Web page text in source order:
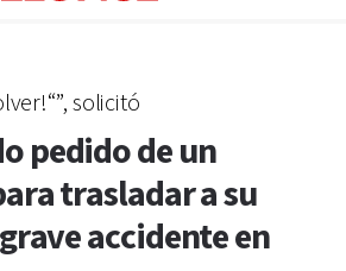
solicitó
pedido de un
trasladar a su
accidente en